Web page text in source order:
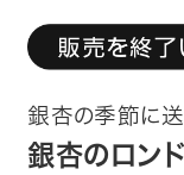
趣味・カル
生活・健康
銀杏の季節に送
銀杏のロンド